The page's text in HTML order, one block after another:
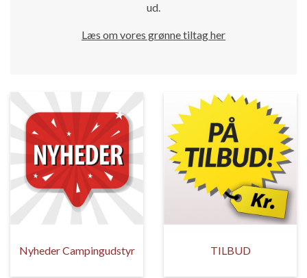
ud.
Læs om vores grønne tiltag her
Nyheder Campingudstyr TILBUD